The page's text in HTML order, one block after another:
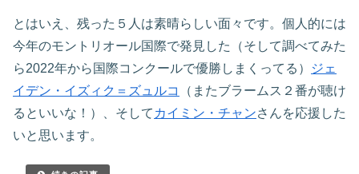
とはいえ、残った５人は素晴らしい面々です。個人的には
今年のモントリオール国際で発見した（そして調べてみた
ら2022年から国際コンクールで優勝しまくってる）
ジェ
イデン・イズィク＝ズュルコ
（またブラームス２番が聴け
るといいな！）、そして カイミン・チャンさんを応援した
いと思います。